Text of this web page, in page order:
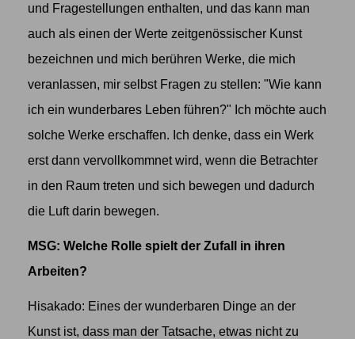
und Fragestellungen enthalten, und das kann man
auch als einen der Werte zeitgenössischer Kunst
bezeichnen und mich berühren Werke, die mich
veranlassen, mir selbst Fragen zu stellen: "Wie kann
ich ein wunderbares Leben führen?" Ich möchte auch
solche Werke erschaffen. Ich denke, dass ein Werk
erst dann vervollkommnet wird, wenn die Betrachter
in den Raum treten und sich bewegen und dadurch
die Luft darin bewegen.
MSG: Welche Rolle spielt der Zufall in ihren
Arbeiten?
Hisakado: Eines der wunderbaren Dinge an der
Kunst ist, dass man der Tatsache, etwas nicht zu